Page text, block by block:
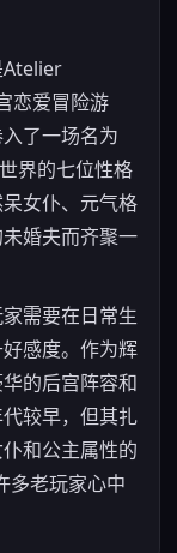
Atelier
恋爱冒险游
了一场名为
界的七位性格
女仆、元气格
婚夫而齐聚一
需要在日常生
感度。作为辉
的后宫阵容和
较早，但其扎
和公主属性的
多老玩家心中